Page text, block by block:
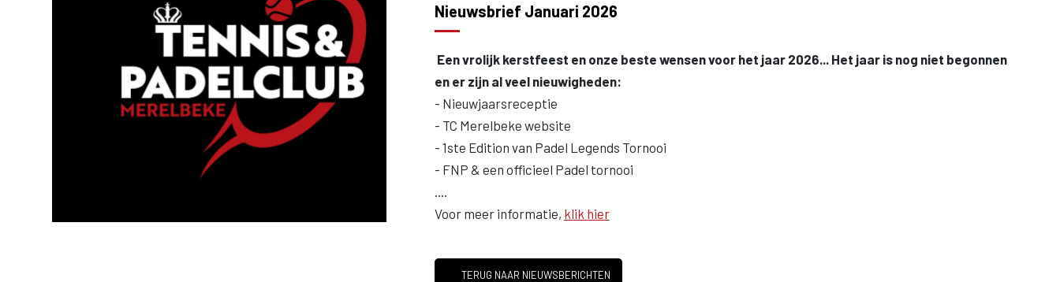
Nieuwsbrief Januari 2026
Een vrolijk kerstfeest en onze beste wensen voor het jaar 2026... Het jaar is nog niet begonnen
en er zijn al veel nieuwigheden:
- Nieuwjaarsreceptie
- TC Merelbeke website
- 1ste Edition van Padel Legends Tornooi
- FNP & een officieel Padel tornooi
Voor meer informatie, klik hier
TERUG NAAR NIEUWSBERICHTEN